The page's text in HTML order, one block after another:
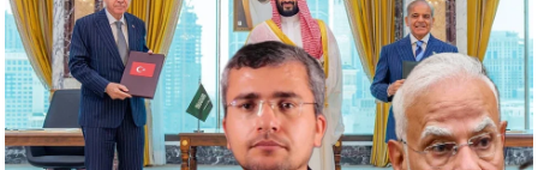
नी
ति
वि
श्ले
ष